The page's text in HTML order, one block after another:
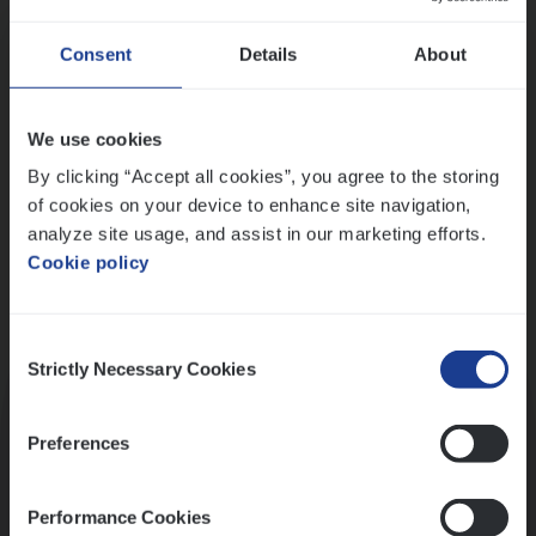
Consent Details About
We use cookies
By clicking “Accept all cookies”, you agree to the storing
of cookies on your device to enhance site navigation,
analyze site usage, and assist in our marketing efforts.
Cookie policy
Selection
Strictly Necessary Cookies
Preferences
Performance Cookies
Ons sollicitatieproces